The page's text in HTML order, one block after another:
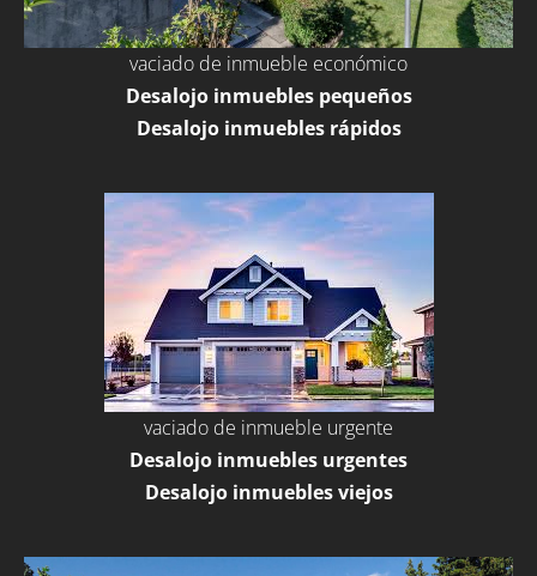
vaciado de inmueble económico
Desalojo inmuebles pequeños
Desalojo inmuebles rápidos
vaciado de inmueble urgente
Desalojo inmuebles urgentes
Desalojo inmuebles viejos